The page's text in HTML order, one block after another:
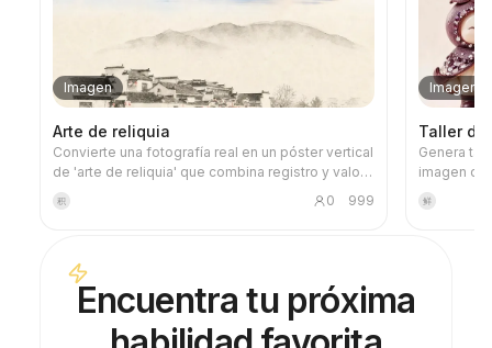
Imagen
Arte de reliquia
Convierte una fotografía real en un póster vertical
de 'arte de reliquia' que combina registro y valor
artístico: la parte superior conserva la fotografía
original sin alterar, y la parte inferior, mediante un
la foto. No es una ilustración común ni un póster
decorativo, sino que, con pocos bloques de tinta,
bordes suavizados, cortes de espacio en blanco
y líneas dispersas, destila la arquitectura, la
积 0 999
Imagen
Taller de
Genera
imagen de
鲜
Encuentra tu próxima